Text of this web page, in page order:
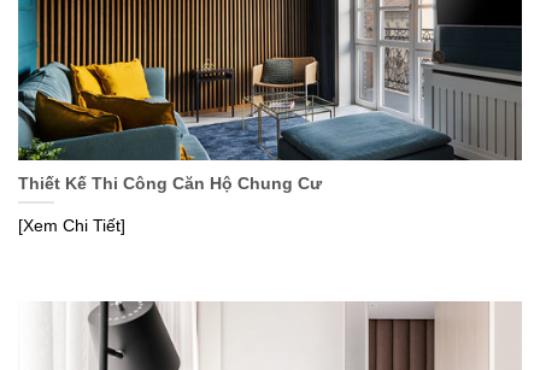
Thiết Kế Thi Công Căn Hộ Chung Cư
[Xem Chi Tiết]